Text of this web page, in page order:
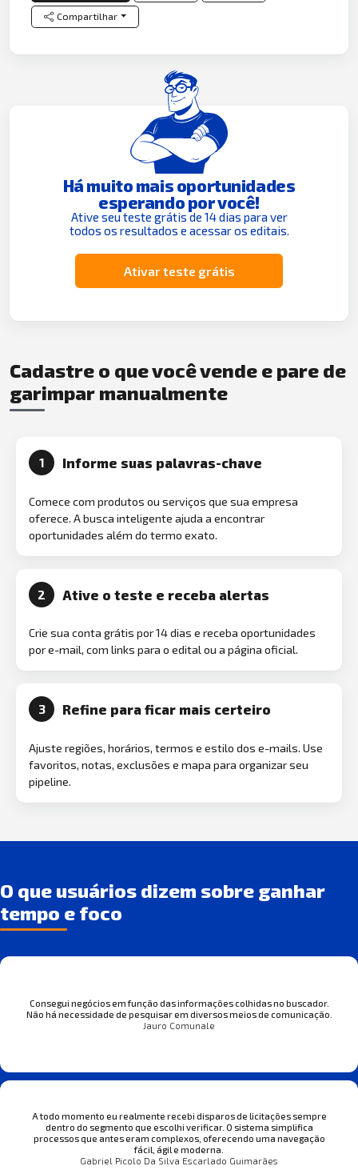
Compartilhar
Há muito mais oportunidades
esperando por você!
Ative seu teste grátis de 14 dias para ver
todos os resultados e acessar os editais.
Ativar teste grátis
Cadastre o que você vende e pare de
garimpar manualmente
1 Informe suas palavras-chave
Comece com produtos ou serviços que sua empresa
oferece. A busca inteligente ajuda a encontrar
oportunidades além do termo exato.
2 Ative o teste e receba alertas
Crie sua conta grátis por 14 dias e receba oportunidades
por e-mail, com links para o edital ou a página oficial.
3 Refine para ficar mais certeiro
Ajuste regiões, horários, termos e estilo dos e-mails. Use
favoritos, notas, exclusões e mapa para organizar seu
pipeline.
O que usuários dizem sobre ganhar
tempo e foco
Consegui negócios em função das informações colhidas no buscador.
Não há necessidade de pesquisar em diversos meios de comunicação.
Jauro Comunale
A todo momento eu realmente recebi disparos de licitações sempre
dentro do segmento que escolhi verificar. O sistema simplifica
processos que antes eram complexos, oferecendo uma navegação
fácil, ágil e moderna.
Gabriel Picolo Da Silva Escarlado Guimarães